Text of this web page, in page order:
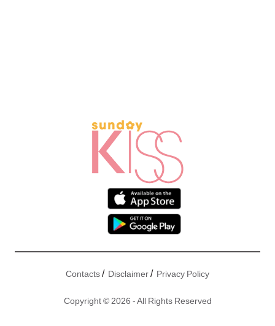
Contacts / Disclaimer / Privacy Policy
Copyright © 2026 - All Rights Reserved